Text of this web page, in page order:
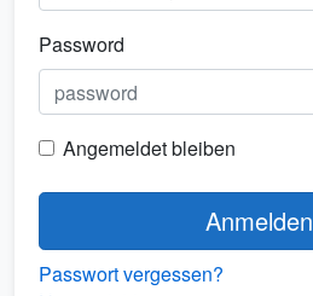
Password
Angemeldet bleiben
Anmelden
Passwort vergessen?